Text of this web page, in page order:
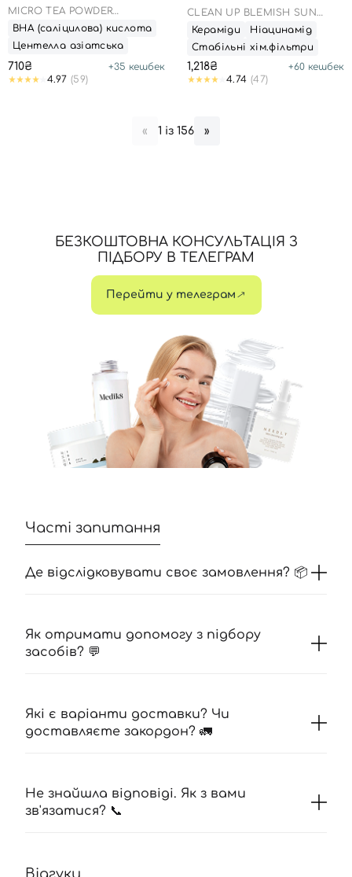
MICRO TEA POWDER
CLEANSER
ВНА (саліцилова) кислота
Центелла азіатська
710₴ +35 кешбек
4.97 (59)
CLEAN UP BLEMISH SUN
LOTION SPF 50+ PA++++
Кераміди
Ніацинамід
Стабільні хім.фільтри
1,218₴ +60 кешбек
4.74 (47)
« 1 із 156 »
БЕЗКОШТОВНА КОНСУЛЬТАЦІЯ З
ПІДБОРУ В ТЕЛЕГРАМ
Перейти у телеграм
Часті запитання
Де відслідковувати своє замовлення? 📦
Як отримати допомогу з підбору
засобів? 💬
Які є варіанти доставки? Чи
доставляєте закордон? 🚛
Не знайшла відповіді. Як з вами
зв'язатися? 📞
Відгуки